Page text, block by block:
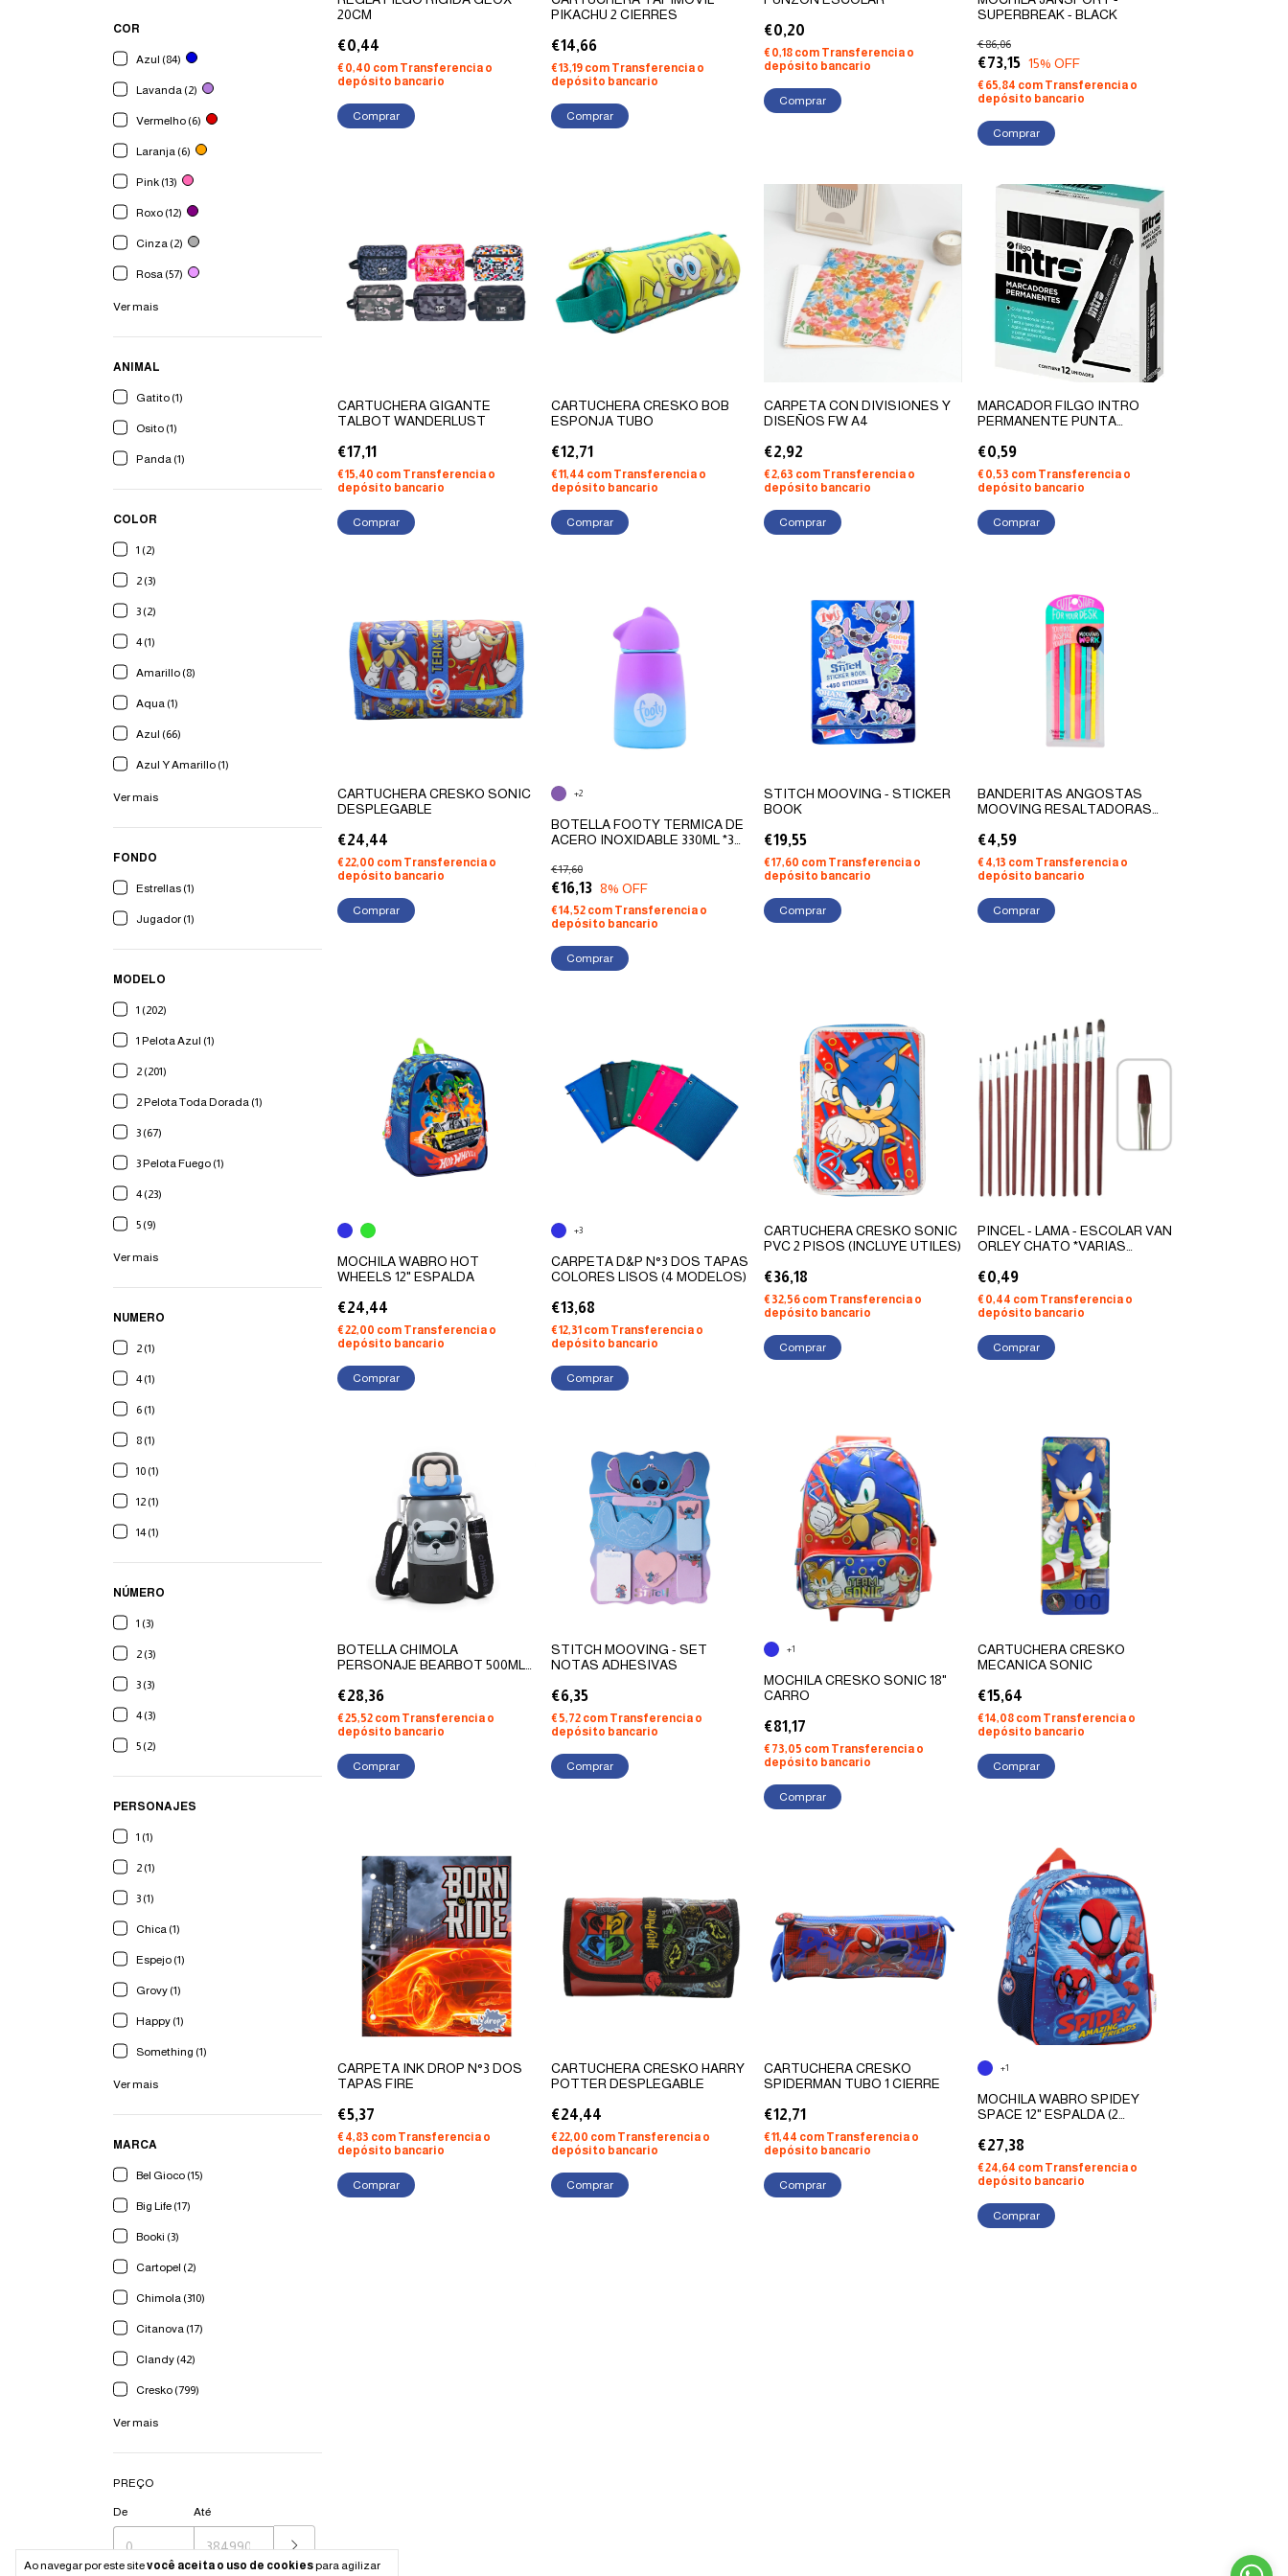
Ao navegar por este sitevocê aceita o uso de cookiespara agilizar
COR
Azul (84)
Lavanda (2)
Vermelho (6)
Laranja (6)
Pink (13)
Roxo (12)
Cinza (2)
Rosa (57)
Ver mais
ANIMAL
Gatito (1)
Osito (1)
Panda (1)
COLOR
1 (2)
2 (3)
3 (2)
4 (1)
Amarillo (8)
Aqua (1)
Azul (66)
Azul Y Amarillo (1)
Ver mais
FONDO
Estrellas (1)
Jugador (1)
MODELO
1 (202)
1 Pelota Azul (1)
2 (201)
2 Pelota Toda Dorada (1)
3 (67)
3 Pelota Fuego (1)
4 (23)
5 (9)
Ver mais
NUMERO
2 (1)
4 (1)
6 (1)
8 (1)
10 (1)
12 (1)
14 (1)
NÚMERO
1 (3)
2 (3)
3 (3)
4 (3)
5 (2)
PERSONAJES
1 (1)
2 (1)
3 (1)
Chica (1)
Espejo (1)
Grovy (1)
Happy (1)
Something (1)
Ver mais
MARCA
Bel Gioco (15)
Big Life (17)
Booki (3)
Cartopel (2)
Chimola (310)
Citanova (17)
Clandy (42)
Cresko (799)
Ver mais
PREÇO
De Até
20CM
€0,44
€0,40 com Transferencia o
depósito bancario
PIKACHU 2 CIERRES
€14,66
€13,19 com Transferencia o
depósito bancario
€0,20
€0,18 com Transferencia o
depósito bancario
SUPERBREAK - BLACK
€73,15
€86,06
15% OFF
€65,84 com Transferencia o
depósito bancario
CARTUCHERA GIGANTE
TALBOT WANDERLUST
€17,11
€15,40 com Transferencia o
depósito bancario
Comprar
CARTUCHERA CRESKO BOB
ESPONJA TUBO
€12,71
€11,44 com Transferencia o
depósito bancario
CARPETA CON DIVISIONES Y
DISEÑOS FW A4
€2,92
€2,63 com Transferencia o
depósito bancario
Comprar
MARCADOR FILGO INTRO
PERMANENTE PUNTA
€0,59
€0,53 com Transferencia o
depósito bancario
CARTUCHERA CRESKO SONIC
DESPLEGABLE
€24,44
€22,00 com Transferencia o
depósito bancario
BOTELLA FOOTY TERMICA DE
ACERO INOXIDABLE 330ML *3
€16,13
€17,60
8% OFF
€14,52 com Transferencia o
depósito bancario
+2
Comprar
STITCH MOOVING - STICKER
BOOK
€19,55
€17,60 com Transferencia o
depósito bancario
BANDERITAS ANGOSTAS
MOOVING RESALTADORAS
€4,59
€4,13 com Transferencia o
depósito bancario
MOCHILA WABRO HOT
WHEELS 12" ESPALDA
€24,44
€22,00 com Transferencia o
depósito bancario
Comprar
CARPETA D&P N°3 DOS TAPAS
COLORES LISOS (4 MODELOS)
€13,68
€12,31 com Transferencia o
depósito bancario
+3
Comprar
CARTUCHERA CRESKO SONIC
PVC 2 PISOS (INCLUYE UTILES)
€36,18
€32,56 com Transferencia o
depósito bancario
PINCEL - LAMA - ESCOLAR VAN
ORLEY CHATO *VARIAS
€0,49
€0,44 com Transferencia o
depósito bancario
Comprar
BOTELLA CHIMOLA
PERSONAJE BEARBOT 500ML
€28,36
€25,52 com Transferencia o
depósito bancario
STITCH MOOVING - SET
NOTAS ADHESIVAS
€6,35
€5,72 com Transferencia o
depósito bancario
MOCHILA CRESKO SONIC 18"
CARRO
€81,17
€73,05 com Transferencia o
depósito bancario
+1
Comprar
CARTUCHERA CRESKO
MECANICA SONIC
€15,64
€14,08 com Transferencia o
depósito bancario
Comprar
CARPETA INK DROP N°3 DOS
TAPAS FIRE
€5,37
€4,83 com Transferencia o
depósito bancario
Comprar
CARTUCHERA CRESKO HARRY
POTTER DESPLEGABLE
€24,44
€22,00 com Transferencia o
depósito bancario
CARTUCHERA CRESKO
SPIDERMAN TUBO 1 CIERRE
€12,71
€11,44 com Transferencia o
depósito bancario
MOCHILA WABRO SPIDEY
SPACE 12" ESPALDA (2
€27,38
€24,64 com Transferencia o
depósito bancario
+1
Comprar